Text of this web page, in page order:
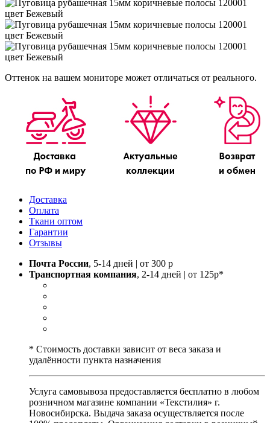
Оттенок на вашем мониторе может отличаться от реального.
Доставка
Оплата
Ткани оптом
Гарантии
Отзывы
Почта России, 5-14 дней | от 300 р
Транспортная компания, 2-14 дней | от 125р*
* Стоимость доставки зависит от веса заказа и
удалённости пункта назначения
Услуга самовывоза предоставляется бесплатно в любом
розничном магазине компании «Текстилия» г.
Новосибирска. Выдача заказа осуществляется после